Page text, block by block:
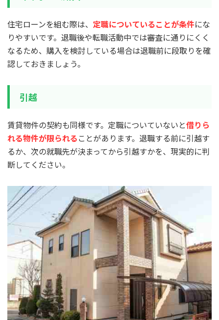
住宅ローンを組む際は、 定職についていることが条件にな
りやすいです。退職後や転職活動中では審査に通りにくく
なるため、購入を検討している場合は退職前に段取りを確
認しておきましょう。
引越
賃貸物件の契約も同様です。定職についていないと借りら
れる物件が限られる ことがあります。退職する前に引越す
るか、次の就職先が決まってから引越すかを、現実的に判
断してください。